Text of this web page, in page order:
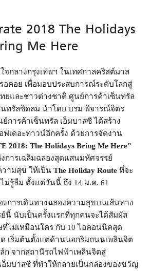
2018 The Holidays
Me Here
จกลางกรุงเทพฯ ในเทศกาลคริสต์มาส
คอย เพื่อมอบประสบการณ์ระดับโลกสู่
ยและชาวต่างชาติ ศูนย์การค้าเซ็นทรัล
นทรัลชิดลม นำโดย บรม พิจารณ์จิตร
การค้าเซ็นทรัล เอ็มบาสซี ได้สร้าง
เดอะทาวน์อีกครั้ง ด้วยการจัดงาน
2018: The Holidays Bring Me Here”
การเฉลิมฉลองสุดแสนมหัศจรรย์
วามสุข ให้เป็นThe Holiday Route ที่จะ
ม่รู้ลืม ตั้งแต่วันนี้ ถึง 14 ม.ค. 61
การเดินทางฉลองความสุขบนเส้นทาง
นี้ นับเป็นครั้งแรกที่ทุกคนจะได้สัมผัส
ไม่เหมือนใคร กับ 10 ไอคอนนิคสุด
เริ่มต้นตั้งแต่ด้านนอกริมถนนเพลินจิต
ก จากสถานีรถไฟฟ้าเพลินจิตสู่
อ็มบาสซี ที่ทำให้กลายเป็นกล่องของขวัญ